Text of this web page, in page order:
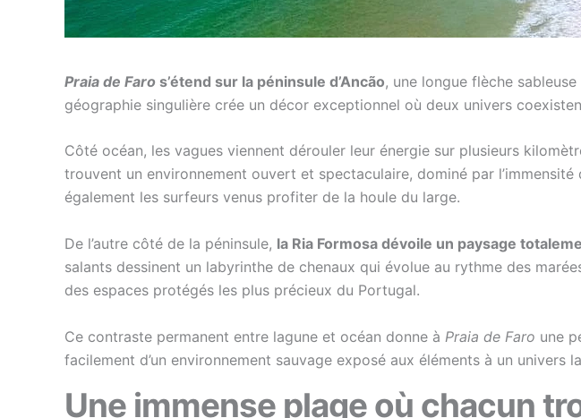
Praia de Faro s’étend sur la péninsule d’Ancão, une longue flèche
géographie singulière crée un décor exceptionnel où deux univers
Côté océan, les vagues viennent dérouler leur énergie sur plusieurs
trouvent un environnement ouvert et spectaculaire, dominé par
également les surfeurs venus profiter de la houle du large.
De l’autre côté de la péninsule, la Ria Formosa dévoile un paysage
salants dessinent un labyrinthe de chenaux qui évolue au rythme des
des espaces protégés les plus précieux du Portugal.
Ce contraste permanent entre lagune et océan donne à Praia de Faro une
facilement d’un environnement sauvage exposé aux éléments à un univers
Une immense plage où chacun